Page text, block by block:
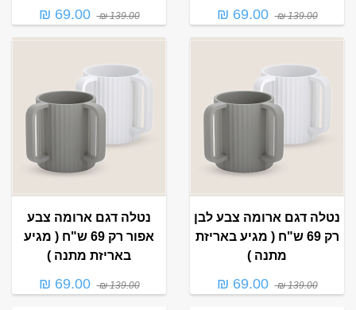
139.00 ₪
69.00 ₪
139.00 ₪
69.00 ₪
נטלה דגם ארומה צבע לבן
רק 69 ש"ח ( מגיע באריזת
מתנה )
139.00 ₪
69.00 ₪
נטלה דגם ארומה צבע
אפור רק 69 ש"ח ( מגיע
באריזת מתנה )
139.00 ₪
69.00 ₪